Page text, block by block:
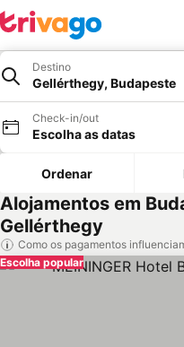
Destino
Gellérthegy, Budapeste
Check-in/out
Escolha as datas
Ordenar
Alojamentos em
Gellérthegy
Como os pagamentos
Escolha popular